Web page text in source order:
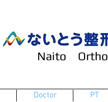
Naito
Doctor PT